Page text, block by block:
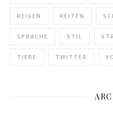
REISEN REITEN
SPRACHE STIL
TIERE TWITTER